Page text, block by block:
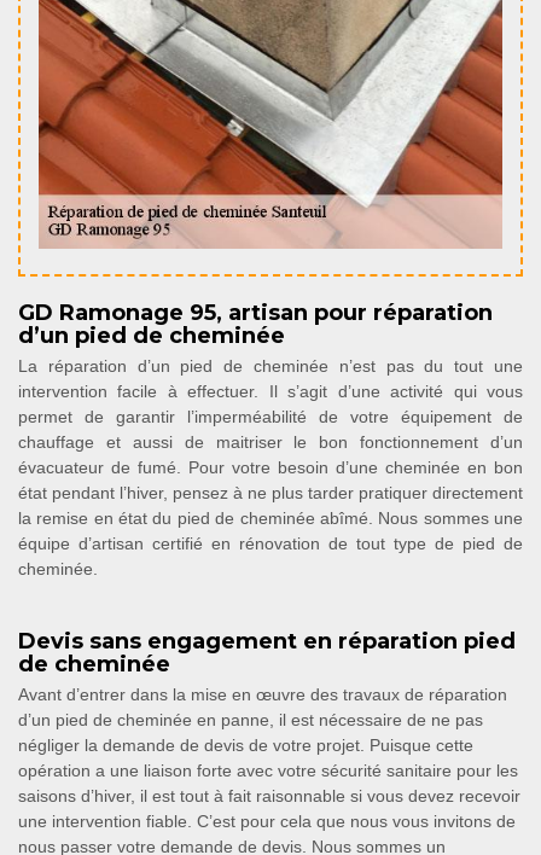
GD Ramonage 95, artisan pour réparation
d’un pied de cheminée
La réparation d’un pied de cheminée n’est pas du tout une
intervention facile à effectuer. Il s’agit d’une activité qui vous
permet de garantir l’imperméabilité de votre équipement de
chauffage et aussi de maitriser le bon fonctionnement d’un
évacuateur de fumé. Pour votre besoin d’une cheminée en bon
état pendant l’hiver, pensez à ne plus tarder pratiquer directement
la remise en état du pied de cheminée abîmé. Nous sommes une
équipe d’artisan certifié en rénovation de tout type de pied de
cheminée.
Devis sans engagement en réparation pied
de cheminée
Avant d’entrer dans la mise en œuvre des travaux de réparation
d’un pied de cheminée en panne, il est nécessaire de ne pas
négliger la demande de devis de votre projet. Puisque cette
opération a une liaison forte avec votre sécurité sanitaire pour les
saisons d’hiver, il est tout à fait raisonnable si vous devez recevoir
une intervention fiable. C’est pour cela que nous vous invitons de
nous passer votre demande de devis. Nous sommes un